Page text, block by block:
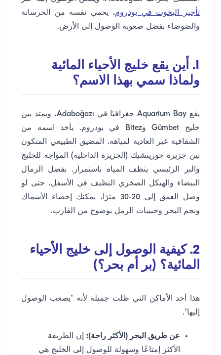
تأجير اليخوت في بودروم، يحمي نفسه من الخرسانة
والضوضاء بفضل صعوبة الوصول إلى الأرض.
1. أين يقع خليج الأحياء المائية
ولماذا سمي بهذا الاسم؟
يقع Aquarium Bay جغرافيًا في Adaboğazı، ويمتد بين
خليج Gümbet وBitez في بودروم. يأخذ اسمه من
الشفافية غير العادية لمياهه. المضيق الطبيعي المتكون
بين جزيرة جوريتشيك (الجزيرة الداخلية) المواجه للخليج
والبر الرئيسي ينظف المياه باستمرار. بفضل الرمال
البيضاء والهيكل الصخري النظيف في الأسفل، حتى لو
وصل العمق إلى 20-30 مترًا، يمكنك إحصاء الأسماك
ونجم البحر وحبيبات الرمل بوضوح من القارب.
2. كيفية الوصول إلى خليج الأحياء
المائية؟ (بر أم بحر؟)
هذا أحد الأماكن التي ظلت جميلة لأنه "يصعب الوصول
إليها".
عن طريق البحر (الأكثر راحة): إن الطريقة
الأكثر إمتاعًا وسهولة للوصول إلى الخليج هي